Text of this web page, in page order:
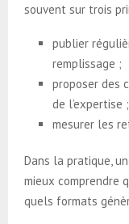
souvent sur trois
publier
remplissage ;
proposer des
de l’expertise ;
mesurer les
Dans la pratique,
mieux comprendre
quels formats